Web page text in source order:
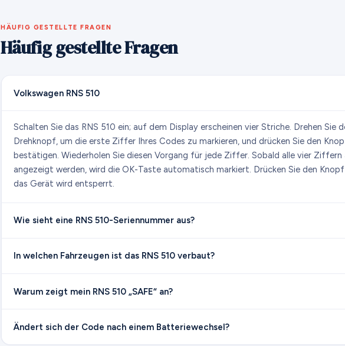
HÄUFIG GESTELLTE FRAGEN
Häufig gestellte Fragen
Volkswagen RNS 510
Schalten Sie das RNS 510 ein; auf dem Display erscheinen vier Striche. Drehen Sie
Drehknopf, um die erste Ziffer Ihres Codes zu markieren, und drücken Sie den
bestätigen. Wiederholen Sie diesen Vorgang für jede Ziffer. Sobald alle vier
angezeigt werden, wird die OK-Taste automatisch markiert. Drücken Sie den
das Gerät wird entsperrt.
Wie sieht eine RNS 510-Seriennummer aus?
In welchen Fahrzeugen ist das RNS 510 verbaut?
Warum zeigt mein RNS 510 „SAFE“ an?
Ändert sich der Code nach einem Batteriewechsel?